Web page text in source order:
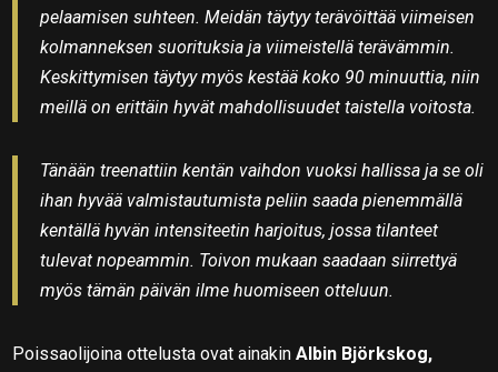
pelaamisen suhteen. Meidän täytyy terävöittää viimeisen
kolmanneksen suorituksia ja viimeistellä terävämmin.
Keskittymisen täytyy myös kestää koko 90 minuuttia, niin
meillä on erittäin hyvät mahdollisuudet taistella voitosta.
Tänään treenattiin kentän vaihdon vuoksi hallissa ja se oli
ihan hyvää valmistautumista peliin saada pienemmällä
kentällä hyvän intensiteetin harjoitus, jossa tilanteet
tulevat nopeammin. Toivon mukaan saadaan siirrettyä
myös tämän päivän ilme huomiseen otteluun.
Poissaolijoina ottelusta ovat ainakinAlbin Björkskog,